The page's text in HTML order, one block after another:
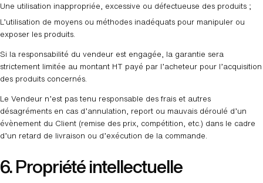
Une utilisation inappropriée, excessive ou défectueuse des produits ;
L’utilisation de moyens ou méthodes inadéquats pour manipuler ou
exposer les produits.
Si la responsabilité du vendeur est engagée, la garantie sera
strictement limitée au montant HT payé par l’acheteur pour l’acquisition
des produits concernés.
Le Vendeur n’est pas tenu responsable des frais et autres
désagréments en cas d’annulation, report ou mauvais déroulé d’un
évènement du Client (remise des prix, compétition, etc.) dans le cadre
d’un retard de livraison ou d’exécution de la commande.
6. Propriété intellectuelle